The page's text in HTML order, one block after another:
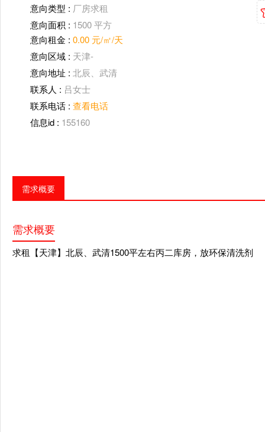
意向类型 : 厂房求租
意向面积 : 1500 平方
意向租金 : 0.00 元/㎡/天
意向区域 : 天津-
意向地址 : 北辰、武清
联系人 : 吕女士
联系电话 : 查看电话
信息id : 155160
需求概要
需求概要
求租【天津】北辰、武清1500平左右丙二库房，放环保清洗剂